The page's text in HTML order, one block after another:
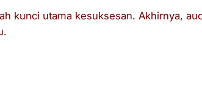
kunci utama kesuksesan. Akhirnya,